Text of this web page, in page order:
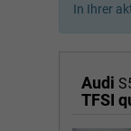
In Ihrer
Audi